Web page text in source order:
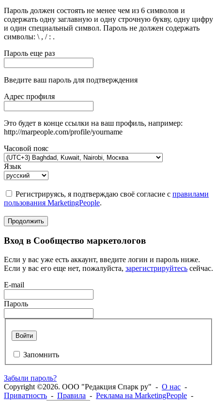
Пароль должен состоять не менее чем из 6 символов и
содержать одну заглавную и одну строчную букву, одну цифру
и один специальный символ. Пароль не должен содержать
символы: \ , / : .
Пароль еще раз
Введите ваш пароль для подтверждения
Адрес профиля
Это будет в конце ссылки на ваш профиль, например:
http://marpeople.com/profile/yourname
Часовой пояс
Язык
Регистрируясь, я подтверждаю своё согласие с правилами
пользования MarketingPeople.
Продолжить
Вход в Сообщество маркетологов
Если у вас уже есть аккаунт, введите логин и пароль ниже.
Если у вас его еще нет, пожалуйста, зарегистрируйтесь сейчас.
E-mail
Пароль
Войти
Запомнить
Забыли пароль?
Copyright ©2026. ООО "Редакция Спарк ру" - О нас -
Приватность - Правила - Реклама на MarketingPeople -